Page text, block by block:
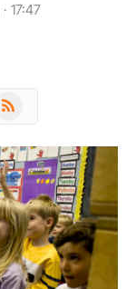
17:47
RSS